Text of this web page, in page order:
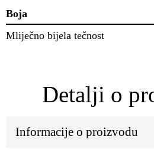
Boja
Mliječno bijela tečnost
Detalji o
Informacije o proizvodu